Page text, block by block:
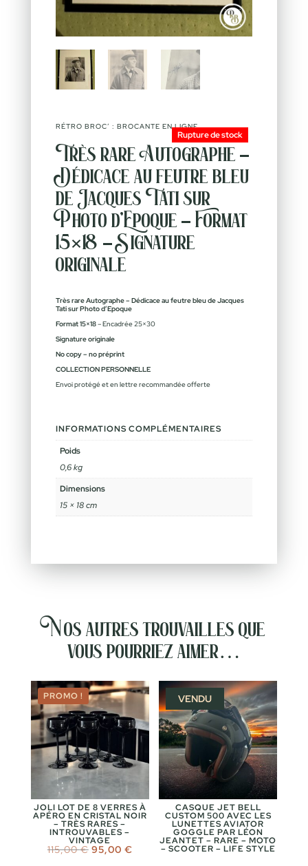
RÉTRO BROC’ : BROCANTE EN LIGNE
Très rare Autographe –
Dédicace au feutre bleu
de Jacques Tati sur
Photo d’Epoque – Format
15×18 – Signature
originale
Rupture de stock
Très rare Autographe – Dédicace au feutre bleu de Jacques
Tati sur Photo d’Epoque
Format 15×18– Encadrée 25×30
Signature originale
No copy – no préprint
COLLECTION PERSONNELLE
Envoi protégé et en lettre recommandée offerte
INFORMATIONS COMPLÉMENTAIRES
Poids
0,6 kg
Dimensions
15 × 18 cm
Nos autres trouvailles que
vous pourriez aimer…
PROMO !
JOLI LOT DE 8 VERRES À
APÉRO EN CRISTAL NOIR
– TRÈS RARES –
INTROUVABLES –
VINTAGE
115,00€ Le
prix
95,00 €Le
VENDU
CASQUE JET BELL
CUSTOM 500 AVEC LES
LUNETTES AVIATOR
GOGGLE PAR LÉON
JEANTET – RARE – MOTO
– SCOOTER – LIFE STYLE